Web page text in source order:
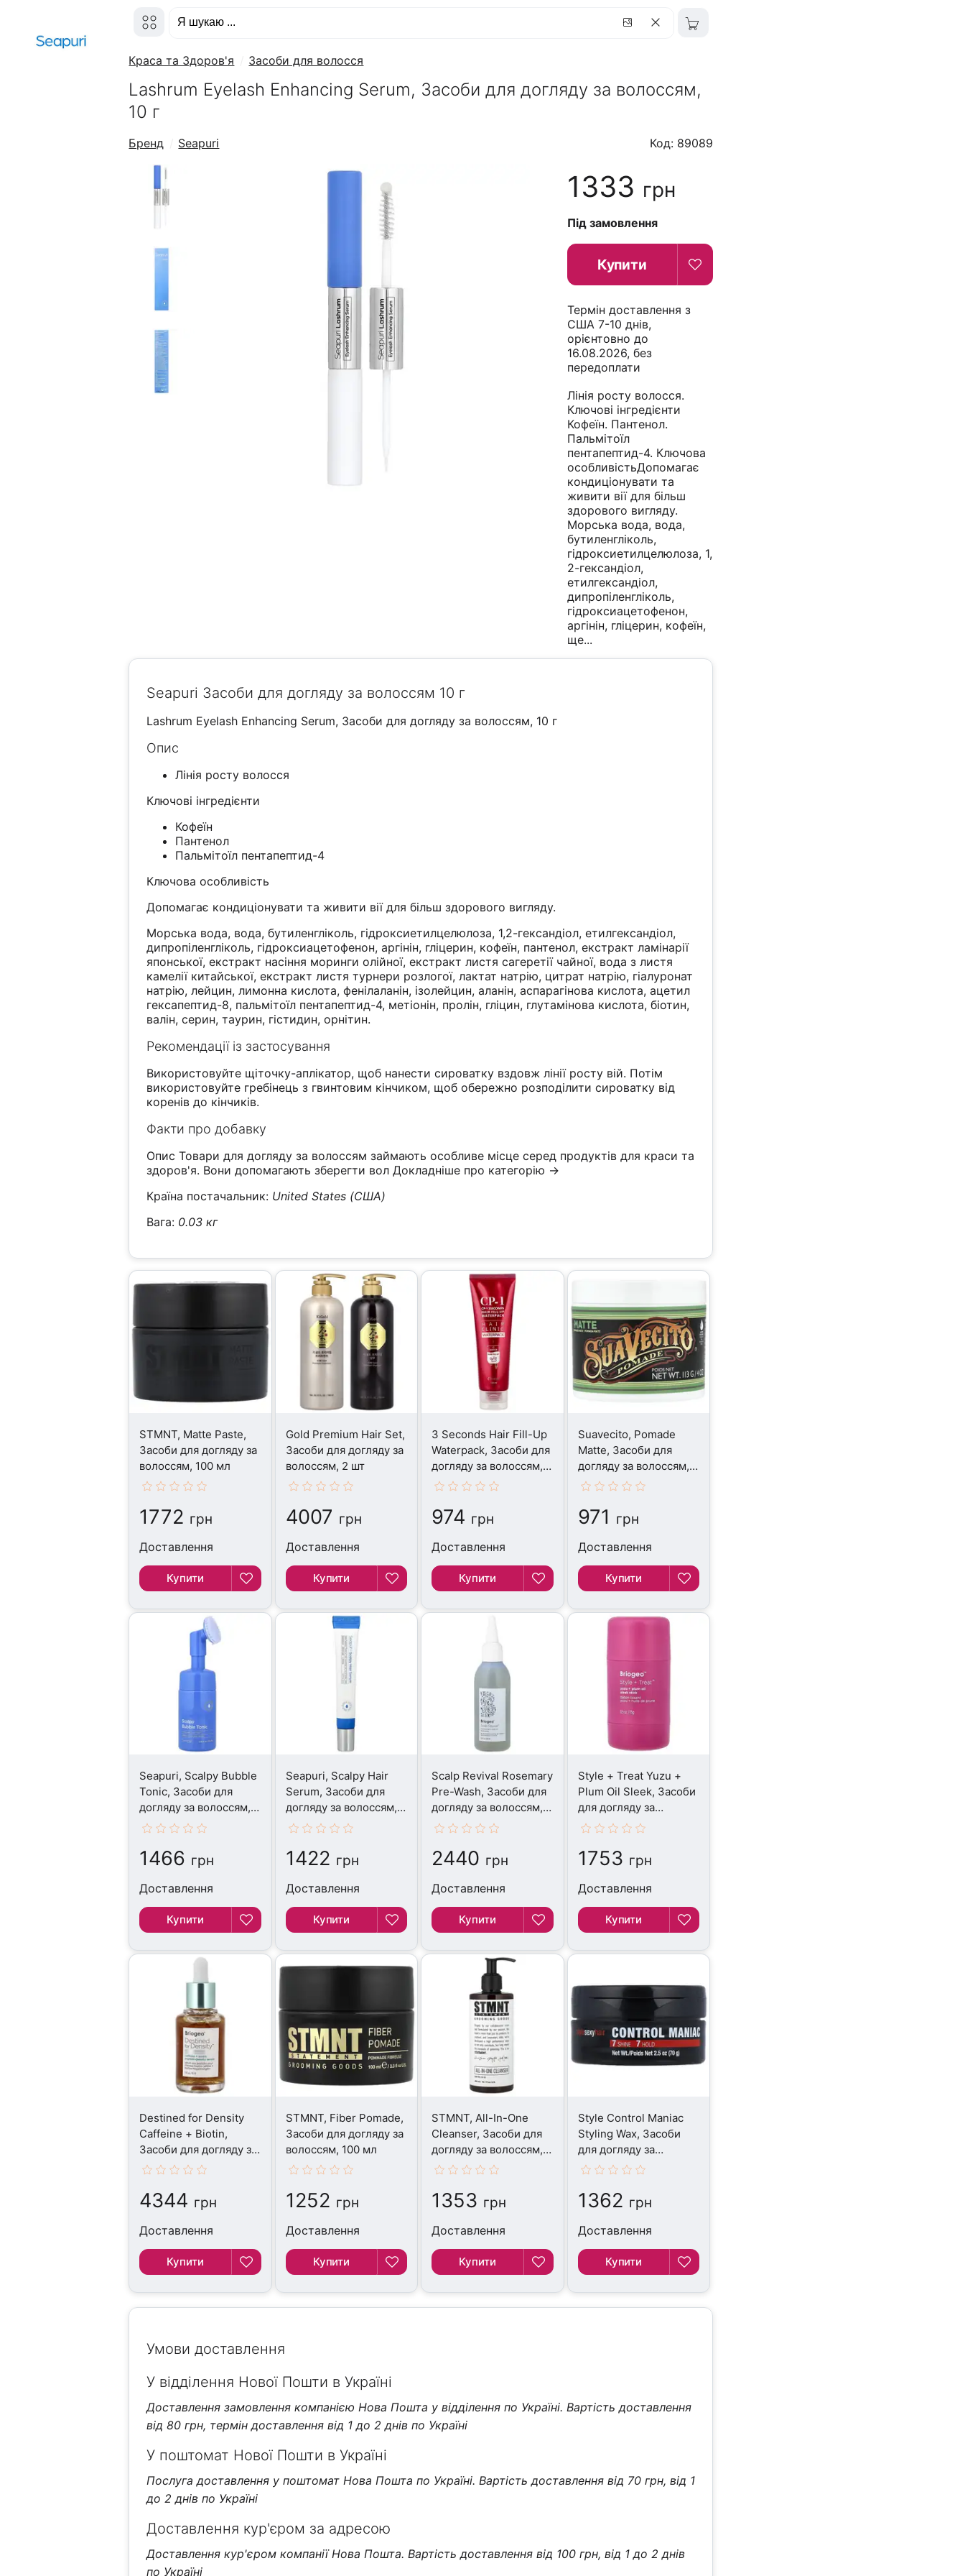
Краса та Здоров'я Засоби для волосся
Lashrum Eyelash Enhancing Serum, Засоби для догляду за волоссям,
10 г
Бренд Seapuri Код: 89089
1333 грн
Під замовлення
Купити
Термін доставлення з
США 7-10 днів,
орієнтовно до
16.08.2026, без
передоплати
Лінія росту волосся.
Ключові інгредієнти
Кофеїн. Пантенол.
Пальмітоїл
пентапептид-4. Ключова
особливістьДопомагає
кондиціонувати та
живити вії для більш
здорового вигляду.
Морська вода, вода,
бутиленгліколь,
гідроксиетилцелюлоза, 1,
2-гександіол,
етилгександіол,
дипропіленгліколь,
гідроксиацетофенон,
аргінін, гліцерин, кофеїн,
ще...
Seapuri Засоби для догляду за волоссям 10 г
Lashrum Eyelash Enhancing Serum, Засоби для догляду за волоссям, 10 г
Опис
Лінія росту волосся
Ключові інгредієнти
Кофеїн
Пантенол
Пальмітоїл пентапептид-4
Ключова особливість
Допомагає кондиціонувати та живити вії для більш здорового вигляду.
Морська вода, вода, бутиленгліколь, гідроксиетилцелюлоза, 1,2-гександіол, етилгександіол,
дипропіленгліколь, гідроксиацетофенон, аргінін, гліцерин, кофеїн, пантенол, екстракт ламінарії
японської, екстракт насіння моринги олійної, екстракт листя сагеретії чайної, вода з листя
камелії китайської, екстракт листя турнери розлогої, лактат натрію, цитрат натрію, гіалуронат
натрію, лейцин, лимонна кислота, фенілаланін, ізолейцин, аланін, аспарагінова кислота, ацетил
гексапептид-8, пальмітоїл пентапептид-4, метіонін, пролін, гліцин, глутамінова кислота, біотин,
валін, серин, таурин, гістидин, орнітин.
Рекомендації із застосування
Використовуйте щіточку-аплікатор, щоб нанести сироватку вздовж лінії росту вій. Потім
використовуйте гребінець з гвинтовим кінчиком, щоб обережно розподілити сироватку від
коренів до кінчиків.
Факти про добавку
Опис Товари для догляду за волоссям займають особливе місце серед продуктів для краси та
здоров'я. Вони допомагають зберегти волДокладніше про категорію →
Країна постачальник: United States (США)
Вага: 0.03 кг
STMNT, Matte Paste,
Засоби для догляду за
волоссям, 100 мл
1772 грн
Доставлення
Купити
Gold Premium Hair Set,
Засоби для догляду за
волоссям, 2 шт
4007 грн
Доставлення
Купити
3 Seconds Hair Fill-Up
Waterpack, Засоби для
догляду за волоссям,
120 мл
974 грн
Доставлення
Купити
Suavecito, Pomade
Matte, Засоби для
догляду за волоссям,
114 г
971 грн
Доставлення
Купити
Seapuri, Scalpy Bubble
Tonic, Засоби для
догляду за волоссям,
100 мл
1466 грн
Доставлення
Купити
Seapuri, Scalpy Hair
Serum, Засоби для
догляду за волоссям,
20 мл
1422 грн
Доставлення
Купити
Scalp Revival Rosemary
Pre-Wash, Засоби для
догляду за волоссям,
100 мл
2440 грн
Доставлення
Купити
Style + Treat Yuzu +
Plum Oil Sleek, Засоби
для догляду за
волоссям, 15 г
1753 грн
Доставлення
Купити
Destined for Density
Caffeine + Biotin,
Засоби для догляду за
волоссям, 45 мл
4344 грн
Доставлення
Купити
STMNT, Fiber Pomade,
Засоби для догляду за
волоссям, 100 мл
1252 грн
Доставлення
Купити
STMNT, All-In-One
Cleanser, Засоби для
догляду за волоссям,
300 мл
1353 грн
Доставлення
Купити
Style Control Maniac
Styling Wax, Засоби
для догляду за
волоссям, 70 г
1362 грн
Доставлення
Купити
Умови доставлення
У відділення Нової Пошти в Україні
Доставлення замовлення компанією Нова Пошта у відділення по Україні. Вартість доставлення
від 80 грн, термін доставлення від 1 до 2 днів по Україні
У поштомат Нової Пошти в Україні
Послуга доставлення у поштомат Нова Пошта по Україні. Вартість доставлення від 70 грн, від 1
до 2 днів по Україні
Доставлення кур'єром за адресою
Доставлення кур'єром компанії Нова Пошта. Вартість доставлення від 100 грн, від 1 до 2 днів
по Україні